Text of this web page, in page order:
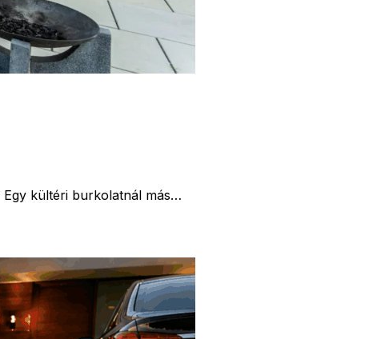
Egy kültéri burkolatnál más…